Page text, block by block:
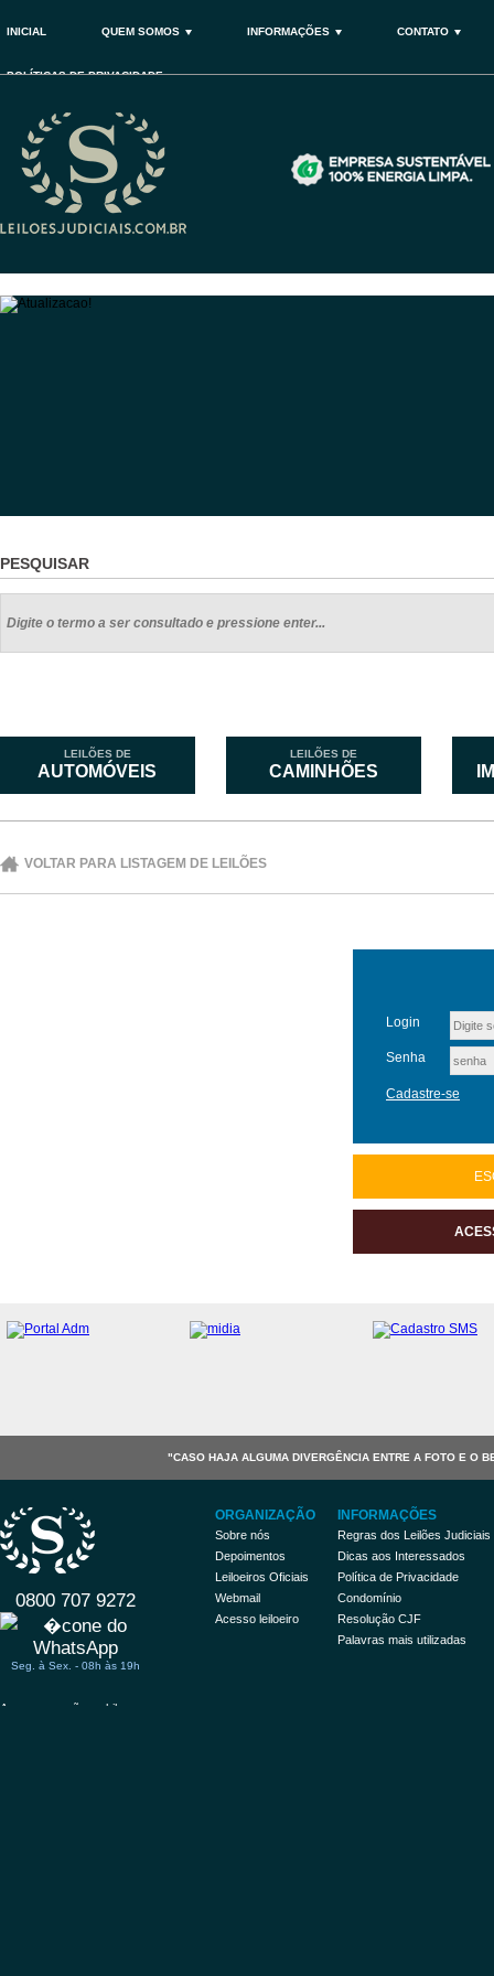
INICIAL QUEM SOMOS INFORMAÇÕES CONTATO
POLÍTICAS DE PRIVACIDADE
PESQUISAR
LEILÕES DE
AUTOMÓVEIS
LEILÕES DE
CAMINHÕES
VOLTAR PARA LISTAGEM DE LEILÕES
Login
Senha
Cadastre-se
"CASO HAJA ALGUMA DIVERGÊNCIA ENTRE A FOTO E O
0800 707 9272
Seg. à Sex. - 08h às 19h
Acessar versão mobile
ORGANIZAÇÃO
Sobre nós
Depoimentos
Leiloeiros Oficiais
Webmail
Acesso leiloeiro
INFORMAÇÕES
Regras dos Leilões Judiciais
Dicas aos Interessados
Política de Privacidade
Condomínio
Resolução CJF
Palavras mais utilizadas